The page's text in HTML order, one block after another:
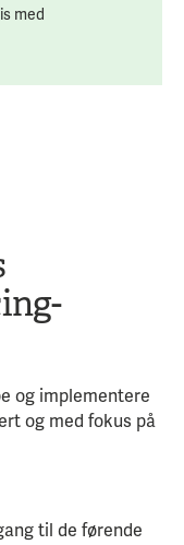
med
og implementere
og med fokus på
til de førende